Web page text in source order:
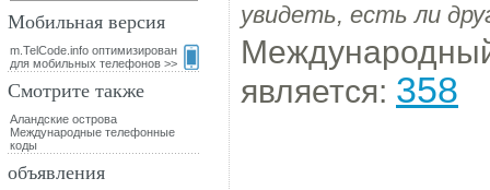
увидеть, есть ли
является: 358
Мобильная версия
m.TelCode.info оптимизирован
для мобильных телефонов >>
Смотрите также
Аландские острова
Международные телефонные
коды
объявления